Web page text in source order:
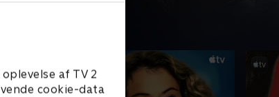
af TV 2
cookie-data